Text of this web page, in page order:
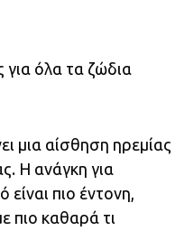
για όλα τα ζώδια
μια αίσθηση ηρεμίας
Η ανάγκη για
πιο έντονη,
πιο καθαρά τι